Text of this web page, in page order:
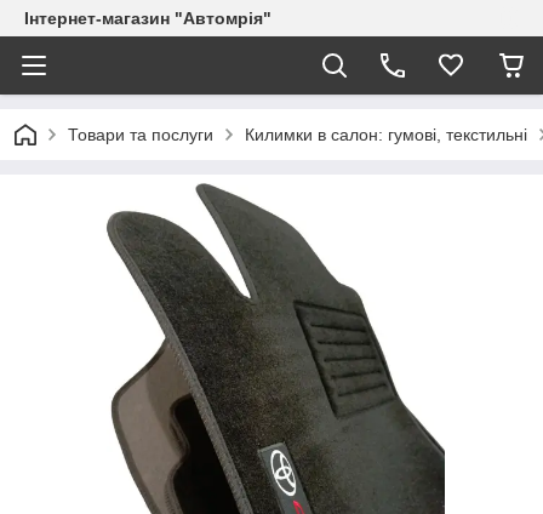
Інтернет-магазин "Автомрія"
Товари та послуги Килимки в салон: гумові, текстильні